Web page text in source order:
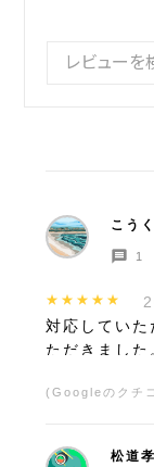
こう
1
★★★★★
対応してい
ただきました
(Googleのクチ
松道